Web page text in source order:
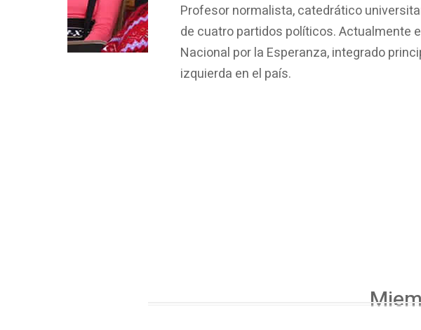
Profesor normalista, catedrático
de cuatro partidos políticos. Actualmente
Nacional por la Esperanza, integrado
izquierda en el país.